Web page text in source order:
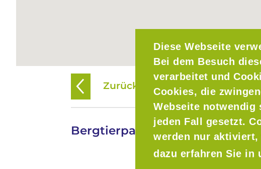
Diese Webseite
Bei dem Besuch
verarbeitet und
Cookies, die
Webseite notwendig
jeden Fall gesetzt.
werden nur aktiviert,
dazu erfahren Sie in
Zurück zur Übersicht
Bergtierpark Blindham